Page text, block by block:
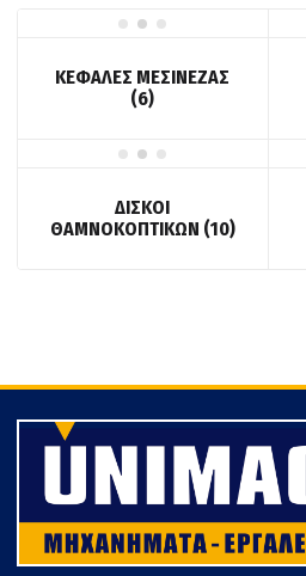
ΚΕΦΑΛΕΣ ΜΕΣΙΝΕΖΑΣ
(6)
ΔΙΣΚΟΙ
ΘΑΜΝΟΚΟΠΤΙΚΩΝ (10)